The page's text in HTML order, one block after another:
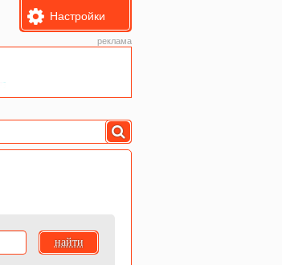
Настройки
реклама
найти